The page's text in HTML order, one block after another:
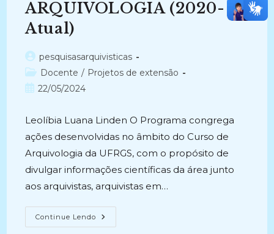
ARQUIVOLOGIA (2020-
Atual)
Autor
do
post:
pesquisasarquivisticas
Categoria
do
Docente / Projetos de extensão
Post22/05/2024
Leolíbia Luana Linden O Programa congrega
ações desenvolvidas no âmbito do Curso de
Arquivologia da UFRGS, com o propósito de
divulgar informações científicas da área junto
aos arquivistas, arquivistas em…
Continue Lendo ECCOA
–